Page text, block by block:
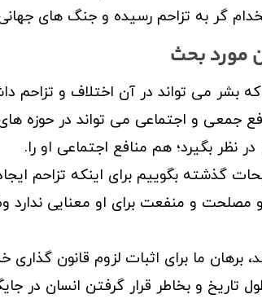
گر به تزاحم رسیده و جنگ های جهانی
که بشر می تواند در آن اختلاف و
جمعی و اجتماعی می تواند در حوزه
در نظر بگیرد؛ هم منافع اجتماعی او را.
گذشته بگوییم برای اینکه تزاحم
و مصلحت و منفعت برای او معنایی ندارد
برهان ما برای اثبات لزوم قانون
تاریخ و بخاطر قرار گرفتن انسان در